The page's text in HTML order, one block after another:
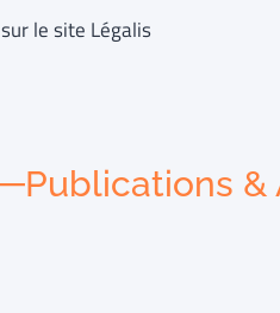
sur le site Légalis
Publications &